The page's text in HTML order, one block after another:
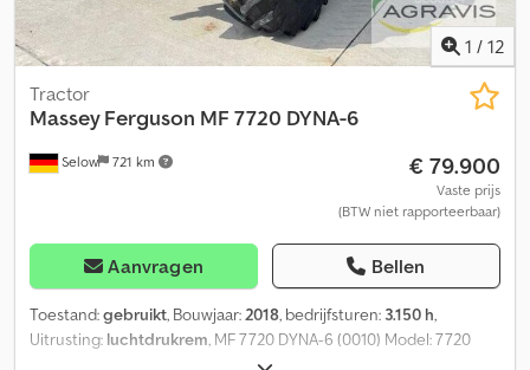
1 / 12
Selow 721 km
Tractor
Massey Ferguson MF 7720 DYNA-6
€ 79.900
Vaste prijs
(BTW niet rapporteerbaar)
Aanvragen Bellen
Toestand:gebruikt, Bouwjaar:2018, bedrijfsturen: 3.150 h,
Uitrusting: luchtdrukrem, MF 7720 DYNA-6 (0010) Model: 7720
DYNA-6 (0020) Urenstand (0030) 50 km/u uitvoering (0040)